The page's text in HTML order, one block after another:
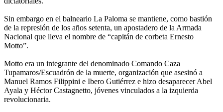
Sin embargo en el balneario La Paloma se mantiene, como bastión
de la represión de los años setenta, un apostadero de la Armada
Nacional que lleva el nombre de “capitán de corbeta Ernesto
Motto”.
Motto era un integrante del denominado Comando Caza
Tupamaros/Escuadrón de la muerte, organización que asesinó a
Manuel Ramos Filippini e Ibero Gutiérrez e hizo desaparecer Abel
Ayala y Héctor Castagnetto, jóvenes vinculados a la izquierda
revolucionaria.